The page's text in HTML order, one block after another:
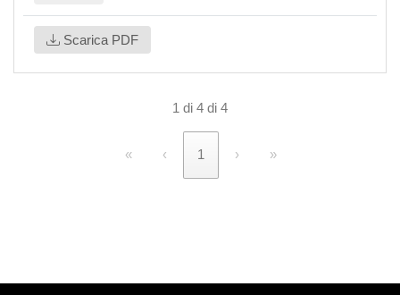
Scarica PDF
1 di 4 di 4
« ‹ 1 › »